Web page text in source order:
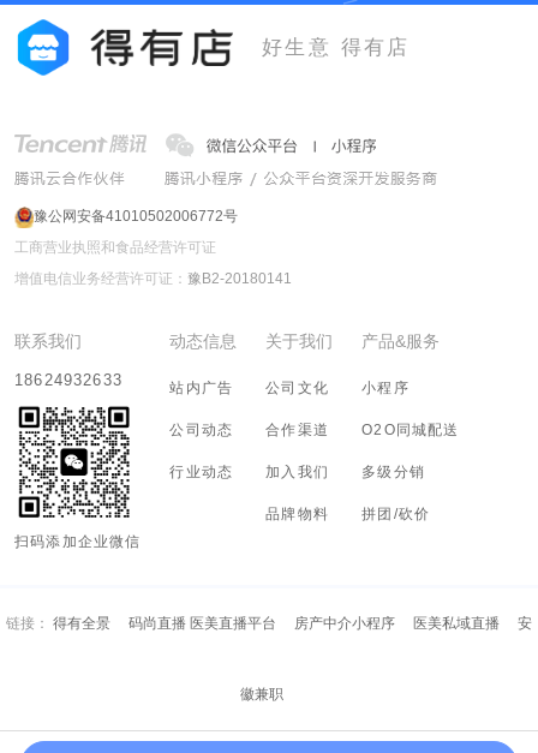
好生意 得有店
豫公网安备41010502006772号
工商营业执照和食品经营许可证
增值电信业务经营许可证： 豫B2-20180141
联系我们
18624932633
扫码添加企业微信
动态信息
站内广告
公司动态
行业动态
关于我们
公司文化
合作渠道
加入我们
品牌物料
产品&服务
小程序
O2O同城配送
多级分销
拼团/砍价
链接： 得有全景 码尚直播 医美直播平台 房产中介小程序 医美私域直播 安
徽兼职